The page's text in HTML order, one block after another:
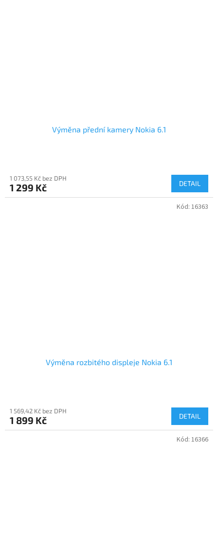
Výměna přední kamery Nokia 6.1
1 073,55 Kč bez DPH
1 299 Kč DETAIL
Výměna rozbitého displeje Nokia 6.1
1 569,42 Kč bez DPH
1 899 Kč DETAIL
Kód: 16363
Kód: 16366